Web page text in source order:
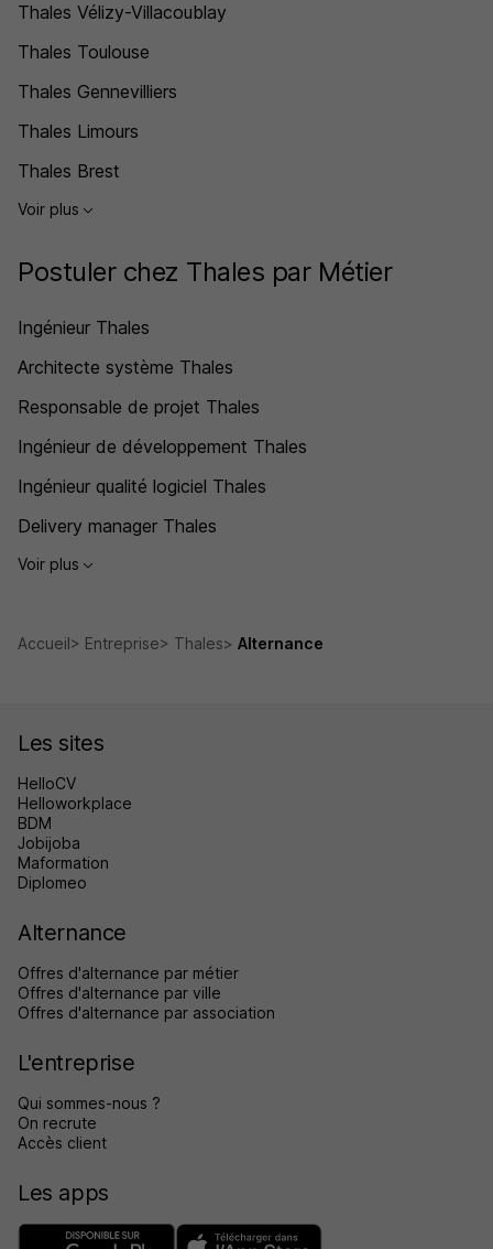
Thales Vélizy-Villacoublay
Thales Toulouse
Thales Gennevilliers
Thales Limours
Thales Brest
Voir plus
Postuler chez Thales par Métier
Ingénieur Thales
Architecte système Thales
Responsable de projet Thales
Ingénieur de développement Thales
Ingénieur qualité logiciel Thales
Delivery manager Thales
Voir plus
Accueil Entreprise Thales Alternance
Les sites
HelloCV
Helloworkplace
BDM
Jobijoba
Maformation
Diplomeo
Alternance
Offres d'alternance par métier
Offres d'alternance par ville
Offres d'alternance par association
L'entreprise
Qui sommes-nous ?
On recrute
Accès client
Les apps